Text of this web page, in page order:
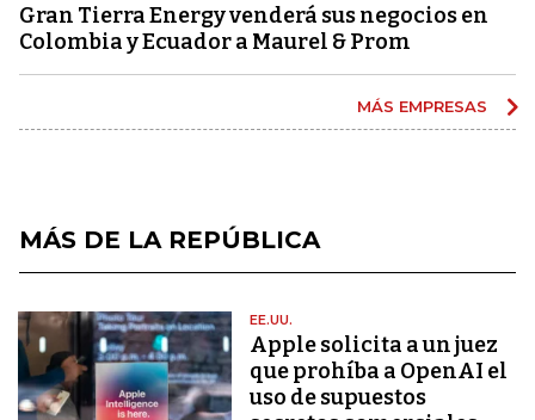
Gran Tierra Energy venderá sus negocios en
Colombia y Ecuador a Maurel & Prom
MÁS EMPRESAS
MÁS DE LA REPÚBLICA
EE.UU.
Apple solicita a un juez
que prohíba a OpenAI el
uso de supuestos